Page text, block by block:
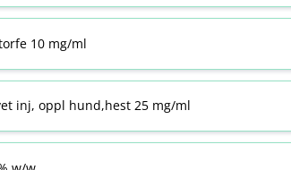
10 mg/ml
inj, oppl hund,hest 25 mg/ml